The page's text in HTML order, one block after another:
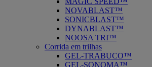
NOVABLAST™
SONICBLAST™
DYNABLAST™
NOOSA TRI™
Corrida em trilhas
GEL-TRABUCO™
GEL-SONOMA™